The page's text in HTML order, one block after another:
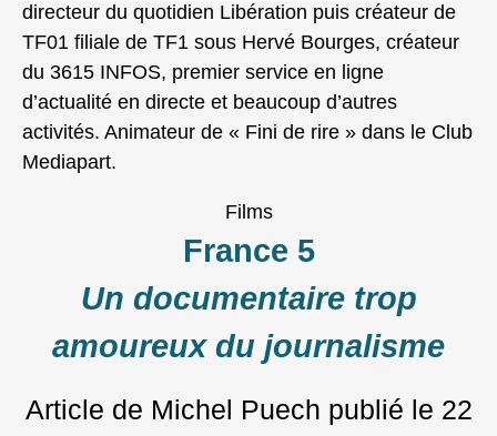
directeur du quotidien Libération puis créateur de
TF01 filiale de TF1 sous Hervé Bourges, créateur
du 3615 INFOS, premier service en ligne
d’actualité en directe et beaucoup d’autres
activités. Animateur de « Fini de rire » dans le Club
Mediapart.
Films
France 5
Un documentaire trop
amoureux du journalisme
Article de Michel Puech publié le 22